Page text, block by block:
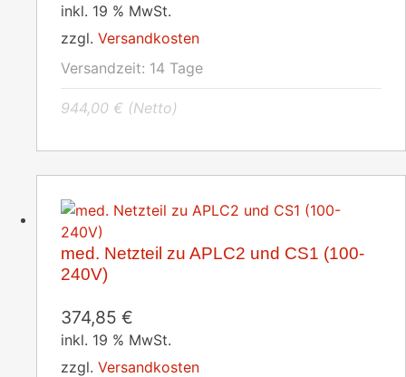
inkl. 19 % MwSt.
zzgl. Versandkosten
Versandzeit: 14 Tage
944,00 € (Netto)
med. Netzteil zu APLC2 und CS1 (100-
240V)
374,85 €
inkl. 19 % MwSt.
zzgl. Versandkosten